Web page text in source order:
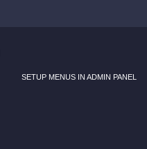
SETUP MENUS IN ADMIN PANEL